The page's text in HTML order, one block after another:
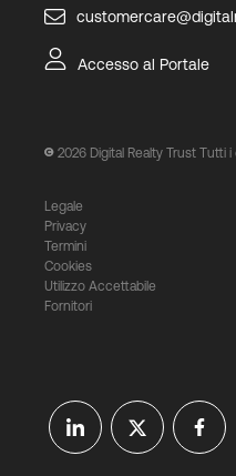
Accesso al Portale
2026 Digital Realty Trust Tutti
Legale
Privacy
Termini
Cookies
Utilizzo Accettabile
Fornitori